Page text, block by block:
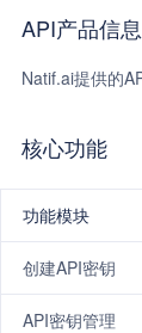
API产品信息
Natif.ai提供的
核心功能
功能模块
创建API密钥
API密钥管理